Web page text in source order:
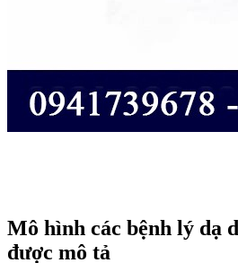
Mô hình các bệnh lý dạ
được mô tả